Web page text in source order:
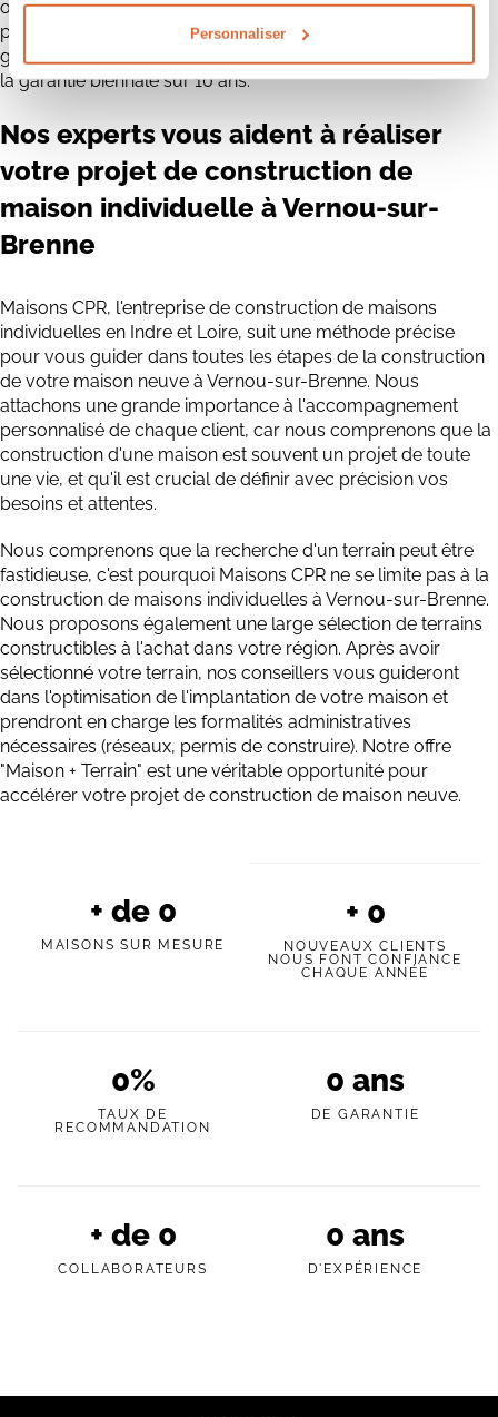
Personnaliser
offrons plusieurs types de garanties, tels que la garantie de
parfait achèvement qui est valable pendant un an, la
garantie biennale de bon fonctionnement valable deux ans,
la garantie biennale sur 10 ans.
Nos experts vous aident à réaliser
votre projet de construction de
maison individuelle à Vernou-sur-
Brenne
Maisons CPR, l'entreprise de construction de maisons
individuelles en Indre et Loire, suit une méthode précise
pour vous guider dans toutes les étapes de la construction
de votre maison neuve à Vernou-sur-Brenne. Nous
attachons une grande importance à l'accompagnement
personnalisé de chaque client, car nous comprenons que la
construction d'une maison est souvent un projet de toute
une vie, et qu'il est crucial de définir avec précision vos
besoins et attentes.
Nous comprenons que la recherche d'un terrain peut être
fastidieuse, c'est pourquoi Maisons CPR ne se limite pas à la
construction de maisons individuelles à Vernou-sur-Brenne.
Nous proposons également une large sélection de terrains
constructibles à l'achat dans votre région. Après avoir
sélectionné votre terrain, nos conseillers vous guideront
dans l'optimisation de l'implantation de votre maison et
prendront en charge les formalités administratives
nécessaires (réseaux, permis de construire). Notre offre
"Maison + Terrain" est une véritable opportunité pour
accélérer votre projet de construction de maison neuve.
+ de 0
MAISONS SUR MESURE
+ 0
NOUVEAUX CLIENTS
NOUS FONT CONFIANCE
CHAQUE ANNÉE
0%
TAUX DE
RECOMMANDATION
0 ans
DE GARANTIE
+ de 0
COLLABORATEURS
0 ans
D'EXPÉRIENCE